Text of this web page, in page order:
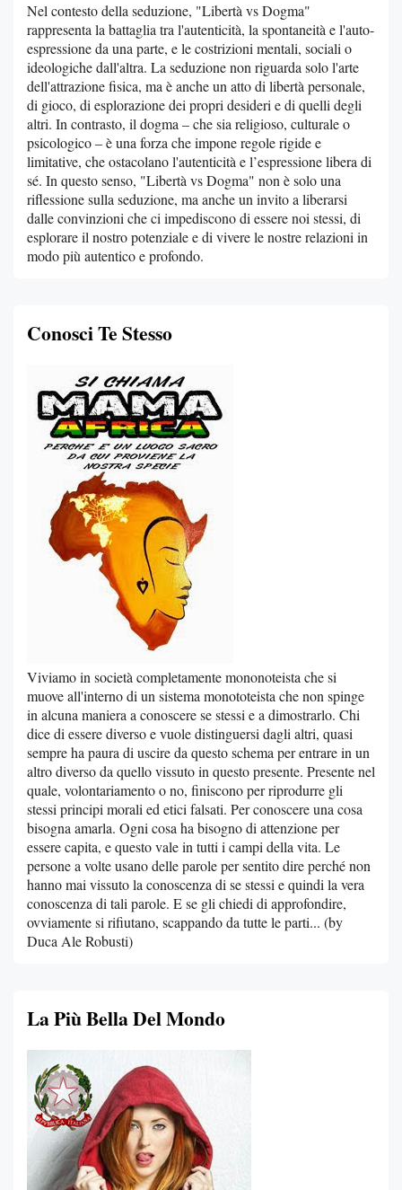
Nel contesto della seduzione, "Libertà vs Dogma"
rappresenta la battaglia tra l'autenticità, la spontaneità e l'auto-
espressione da una parte, e le costrizioni mentali, sociali o
ideologiche dall'altra. La seduzione non riguarda solo l'arte
dell'attrazione fisica, ma è anche un atto di libertà personale,
di gioco, di esplorazione dei propri desideri e di quelli degli
altri. In contrasto, il dogma – che sia religioso, culturale o
psicologico – è una forza che impone regole rigide e
limitative, che ostacolano l'autenticità e l’espressione libera di
sé. In questo senso, "Libertà vs Dogma" non è solo una
riflessione sulla seduzione, ma anche un invito a liberarsi
dalle convinzioni che ci impediscono di essere noi stessi, di
esplorare il nostro potenziale e di vivere le nostre relazioni in
modo più autentico e profondo.
Conosci Te Stesso
Viviamo in società completamente mononoteista che si
muove all'interno di un sistema monototeista che non spinge
in alcuna maniera a conoscere se stessi e a dimostrarlo. Chi
dice di essere diverso e vuole distinguersi dagli altri, quasi
sempre ha paura di uscire da questo schema per entrare in un
altro diverso da quello vissuto in questo presente. Presente nel
quale, volontariamento o no, finiscono per riprodurre gli
stessi principi morali ed etici falsati. Per conoscere una cosa
bisogna amarla. Ogni cosa ha bisogno di attenzione per
essere capita, e questo vale in tutti i campi della vita. Le
persone a volte usano delle parole per sentito dire perché non
hanno mai vissuto la conoscenza di se stessi e quindi la vera
conoscenza di tali parole. E se gli chiedi di approfondire,
ovviamente si rifiutano, scappando da tutte le parti... (by
Duca Ale Robusti)
La Più Bella Del Mondo